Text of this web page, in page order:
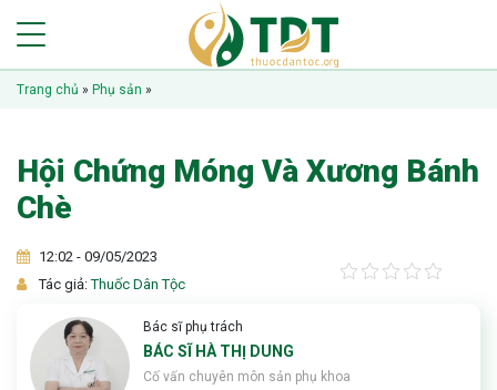
Trang chủ » Phụ sản »
Hội Chứng Móng Và Xương Bánh
Chè
12:02 - 09/05/2023
Tác giả:Thuốc Dân Tộc
Bác sĩ phụ trách
BÁC SĨ HÀ THỊ DUNG
Cố vấn chuyên môn sản phụ khoa